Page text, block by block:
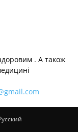
. А також